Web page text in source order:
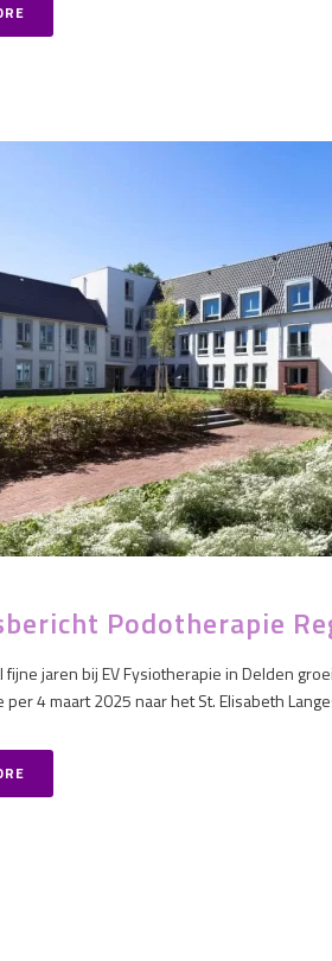
Podotherapie
fijne jaren bij EV Fysiotherapie in Delden
4 maart 2025 naar het St. Elisabeth